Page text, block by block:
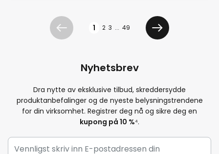
Tidligere 1 2 3 ... 49
Neste
Nyhetsbrev
Dra nytte av eksklusive tilbud, skreddersydde
produktanbefalinger og de nyeste belysningstrendene
for din virksomhet. Registrer deg nå og sikre deg en
kupong på 10 %⁴.